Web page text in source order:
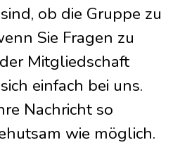
ob die Gruppe zu
Sie Fragen zu
Mitgliedschaft
einfach bei uns.
Nachricht so
wie möglich.